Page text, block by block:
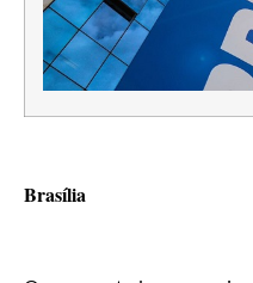
Brasília